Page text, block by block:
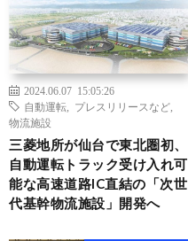
2024.06.07 15:05:26
自動運転
プレスリリースなど
物流施設
三菱地所が仙台で東北圏初、
自動運転トラック受け入れ可
能な高速道路IC直結の「次世
代基幹物流施設」開発へ